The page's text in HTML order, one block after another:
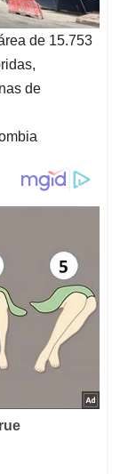
de 15.753
de